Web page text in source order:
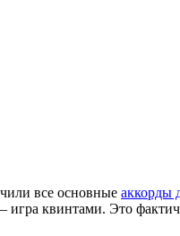
все основные аккорды
игра квинтами. Это